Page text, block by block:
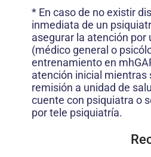
* En caso de no existir
inmediata de un
asegurar la atención por
(médico general o
entrenamiento en
atención inicial mientras
remisión a unidad de
cuente con psiquiatra o
por tele psiquiatría.